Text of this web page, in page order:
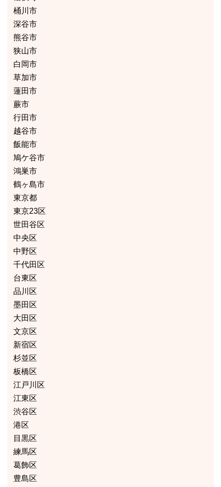
桶川市
深谷市
熊谷市
狭山市
白岡市
草加市
蓮田市
蕨市
行田市
越谷市
飯能市
鳩ケ谷市
鴻巣市
鶴ヶ島市
東京都
東京23区
世田谷区
中央区
中野区
千代田区
台東区
品川区
墨田区
大田区
文京区
新宿区
杉並区
板橋区
江戸川区
江東区
渋谷区
港区
目黒区
練馬区
葛飾区
豊島区